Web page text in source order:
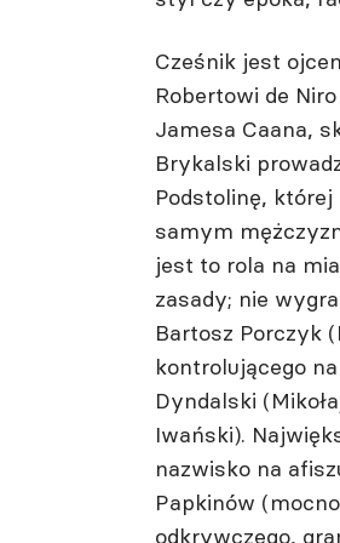
Cześnik jest
Robertowi de
Jamesa Caana,
Brykalski
Podstolinę,
samym
jest to rola na
zasady; nie
Bartosz Porczyk
kontrolującego
Dyndalski
Iwański).
nazwisko na
Papkinów
odkrywczego,